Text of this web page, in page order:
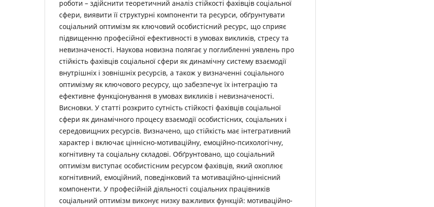
роботи – здійснити теоретичний аналіз стійкості фахівців соціальної
сфери, виявити її структурні компоненти та ресурси, обґрунтувати
соціальний оптимізм як ключовий особистісний ресурс, що сприяє
підвищенню професійної ефективності в умовах викликів, стресу та
невизначеності. Наукова новизна полягає у поглибленні уявлень про
стійкість фахівців соціальної сфери як динамічну систему взаємодії
внутрішніх і зовнішніх ресурсів, а також у визначенні соціального
оптимізму як ключового ресурсу, що забезпечує їх інтеграцію та
ефективне функціонування в умовах викликів і невизначеності.
Висновки. У статті розкрито сутність стійкості фахівців соціальної
сфери як динамічного процесу взаємодії особистісних, соціальних і
середовищних ресурсів. Визначено, що стійкість має інтегративний
характер і включає ціннісно-мотиваційну, емоційно-психологічну,
когнітивну та соціальну складові. Обґрунтовано, що соціальний
оптимізм виступає особистісним ресурсом фахівців, який охоплює
когнітивний, емоційний, поведінковий та мотиваційно-ціннісний
компоненти. У професійній діяльності соціальних працівників
соціальний оптимізм виконує низку важливих функцій: мотиваційно-